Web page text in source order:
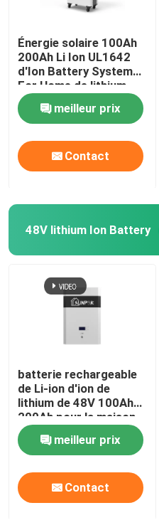
Énergie solaire 100Ah
200Ah Li Ion UL1642
d'Ion Battery System
For Home de lithium
d'ODM
meilleur prix
Contact
48V lithium Ion Battery
batterie rechargeable
de Li-ion d'ion de
lithium de 48V 100Ah
200Ah pour la maison
meilleur prix
Contact